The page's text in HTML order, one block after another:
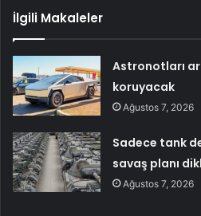
İlgili Makaleler
Astronotları
koruyacak
Ağustos 7, 2026
Sadece tank
savaş planı
Ağustos 7, 2026